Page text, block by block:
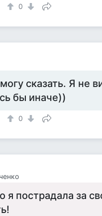
0
сказать. Я не
бы иначе))
0
я пострадала за